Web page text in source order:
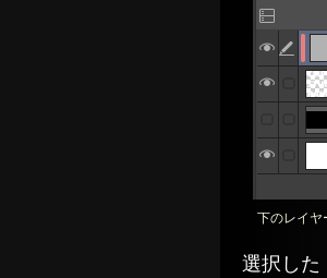
下のレイヤ
選択した